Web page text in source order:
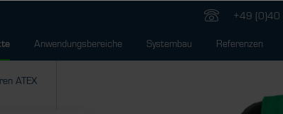
+49 (0)40
Anwendungsbereiche Systembau Referenzen
ATEX